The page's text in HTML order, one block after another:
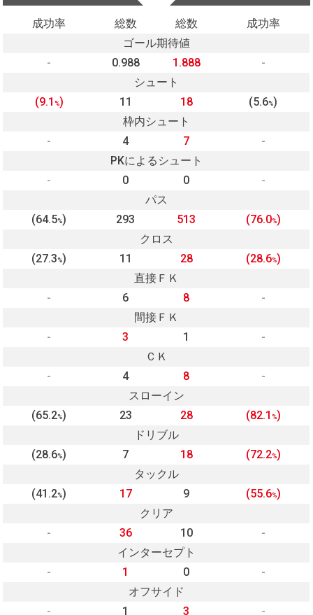
成功率 総数 総数
成功率
ゴール期待値
-
0.988 1.888
-
シュート
(9.1 %) 11 18 (5.6%)
枠内シュート
-
4 7
-
PKによるシュート
-
0 0
-
パス
(64.5%) 293 513 (76.0%)
クロス
(27.3%) 11 28 (28.6%)
直接ＦＫ
-
6 8
-
間接ＦＫ
-
3 1
-
ＣＫ
-
4 8
-
スローイン
(65.2%) 23 28 (82.1 %)
ドリブル
(28.6%) 7 18 (72.2%)
タックル
(41.2%) 17 9 (55.6%)
クリア
-
36 10
-
インターセプト
-
1 0
-
オフサイド
-
1 3 -